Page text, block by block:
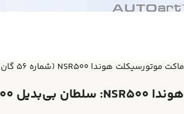
ماکت موتورسیکلت هوندا NSR500 (شماره 56 گان کوما)
هوندا NSR500: سلطان بی‌بدیل WGP500